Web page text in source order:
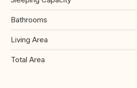
Bathrooms
Living Area
Total Area